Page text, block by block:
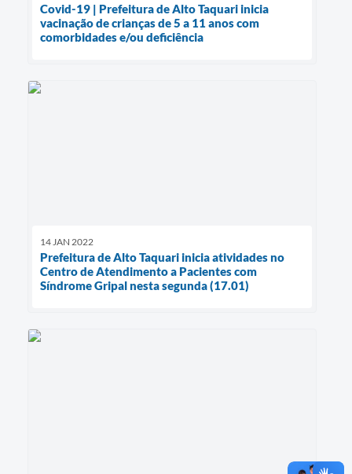
Covid-19 | Prefeitura de Alto Taquari inicia
vacinação de crianças de 5 a 11 anos com
comorbidades e/ou deficiência
14 JAN 2022
Prefeitura de Alto Taquari inicia atividades no
Centro de Atendimento a Pacientes com
Síndrome Gripal nesta segunda (17.01)